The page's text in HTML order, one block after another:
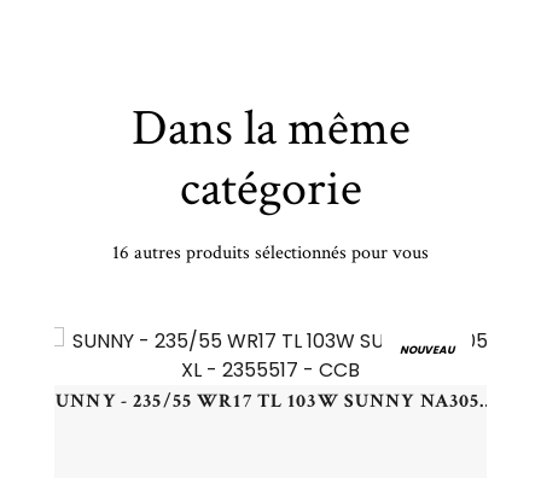
Dans la même
catégorie
16 autres produits sélectionnés pour vous
NOUVEAU
SUNNY - 235/55 WR17 TL 103W SUNNY NA305 XL - 2355517 - CCB